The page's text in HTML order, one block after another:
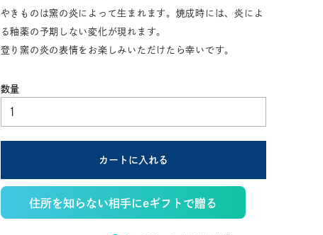
やきものは窯の炎によって生まれます。焼成時には、炎によ
る釉薬の予期しない変化が現れます。
登り窯の炎の表情をお楽しみいただけたら幸いです。
カートに入れる
住所を知らない相手にeギフトで贈る